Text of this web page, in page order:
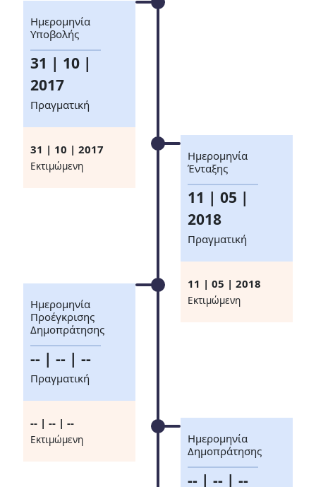
Ημερομηνία
Υποβολής
31 | 10 |
2017
Πραγματική
31 | 10 | 2017
Eκτιμώμενη
Ημερομηνία
Ένταξης
11 | 05 |
2018
Πραγματική
11 | 05 | 2018
Eκτιμώμενη
Ημερομηνία
Προέγκρισης
Δημοπράτησης
-- | -- | --
Πραγματική
-- | -- | --
Eκτιμώμενη
Ημερομηνία
Δημοπράτησης
-- | -- | --